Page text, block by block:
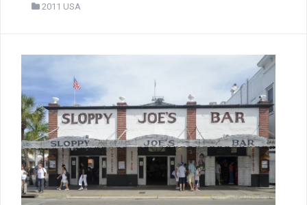
2011 USA